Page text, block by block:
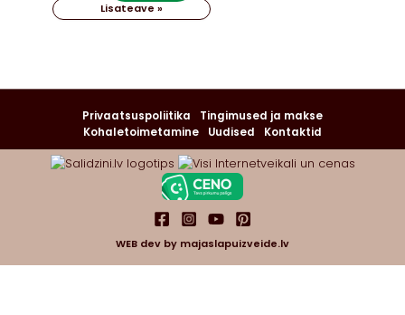
Lisateave »
Privaatsuspoliitika
Tingimused ja makse
Kohaletoimetamine
Uudised Kontaktid
WEB dev by majaslapuizveide.lv